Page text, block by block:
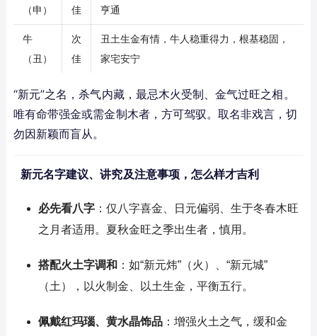
（申）
佳
亨通
牛
（丑）
次
佳
丑土生金有情，牛人稳重得力，根基稳固，
家宅安宁
“新元”之名，杀气内藏，最忌木火受制、金气过旺之相。
唯有命带强金或需金制木者，方可驾驭。取名非戏言，切
勿因新颖而盲从。
新元名字建议、讲究及注意事项，怎么样才吉利
必先看八字：仅八字喜金、日元偏弱、生于冬春木旺
之月者适用。夏秋金旺之季出生者，慎用。
搭配火土字调和 ：如“新元炜”（火）、“新元城”
（土），以火制金、以土生金，平衡五行。
佩戴红玛瑙、黄水晶饰品：增强火土之气，缓和金